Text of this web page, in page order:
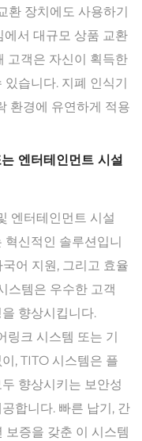
환 장치에도 사용하기
에서 대규모 상품 교환
고객은 자신이 획득한
습니다. 지폐 인식기
환경에 유연하게 적용
엔터테인먼트 시설
엔터테인먼트 시설
혁신적인 솔루션입니
어 지원, 그리고 효율
스템은 우수한 고객
향상시킵니다.
링크 시스템 또는 기
, TITO 시스템은 플
향상시키는 보안성
합니다. 빠른 납기, 간
보증을 갖춘 이 시스템